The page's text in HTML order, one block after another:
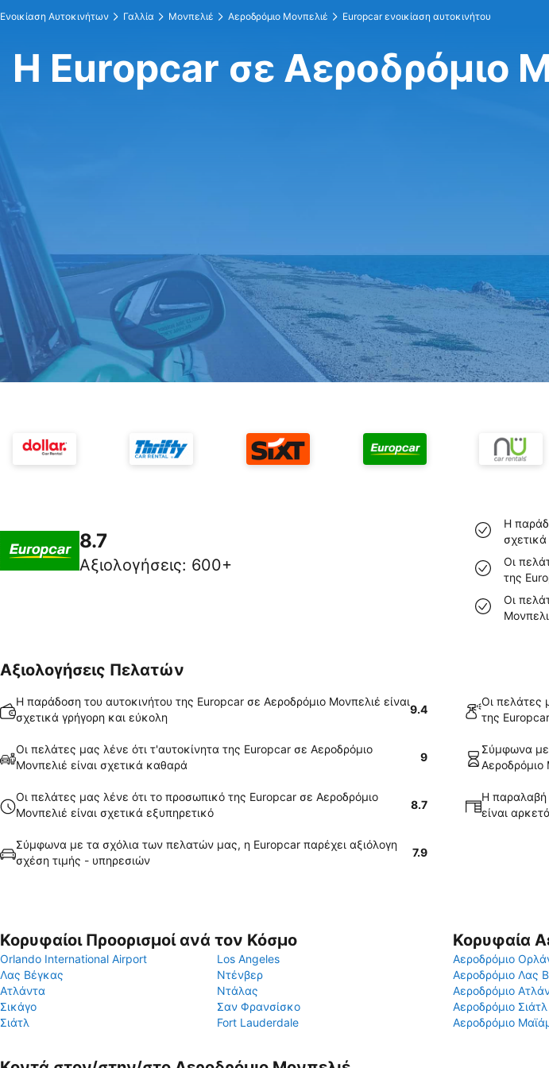
Ενοικίαση Αυτοκινήτων Γαλλία Μονπελιέ Αεροδρόμιο Μονπελιέ Europcar ενοικίαση αυτοκινήτου
Η Europcar σε Αεροδρόμιο
8.7
Αξιολογήσεις: 600+
Η
Οι
της
Οι
Αξιολογήσεις Πελατών
Η παράδοση του αυτοκινήτου της Europcar σε Αεροδρόμιο Μονπελιέ είναι
σχετικά γρήγορη και εύκολη
9.4
Οι πελάτες
της
Οι πελάτες μας λένε ότι τ'αυτοκίνητα της Europcar σε Αεροδρόμιο
Μονπελιέ είναι σχετικά καθαρά
9
Σύμφωνα με
Αεροδρόμιο
Οι πελάτες μας λένε ότι το προσωπικό της Europcar σε Αεροδρόμιο
Μονπελιέ είναι σχετικά εξυπηρετικό
8.7
Η παραλαβή
είναι
Σύμφωνα με τα σχόλια των πελατών μας, η Europcar παρέχει αξιόλογη
σχέση τιμής - υπηρεσιών
7.9
Κορυφαίοι Προορισμοί ανά τον Κόσμο
Orlando International Airport
Los Angeles
Λας Βέγκας
Ντένβερ
Ατλάντα
Ντάλας
Σικάγο
Σαν Φρανσίσκο
Σιάτλ
Fort Lauderdale
Κορυφαία
Αεροδρόμιο
Αεροδρόμιο Λας
Αεροδρόμιο
Αεροδρόμιο Σιάτλ
Αεροδρόμιο